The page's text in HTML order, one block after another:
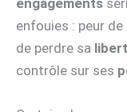
enfouies : peur de
de perdre sa
contrôle sur ses